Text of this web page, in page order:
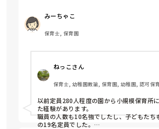
今は4歳児(23人)副担任です。そこから小
の転職はやはりギャップがありますかね？
それぞれのメリットデメリットを教えて
す。悩んだことや、転職して良かった
みーちゃこ
保育士, 保育園
ねっこさん
保育士, 幼稚園教諭, 保育園, 幼稚園, 認可保
以前定員280人程度の園から小規模保育所
た経験があります。
職員の人数も10名強でしたし、子どもたち
の19名定員でした。